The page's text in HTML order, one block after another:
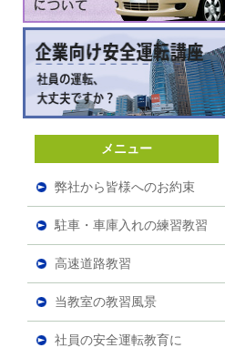
メニュー
弊社から皆様へのお約束
駐車・車庫入れの練習教習
高速道路教習
当教室の教習風景
社員の安全運転教育に